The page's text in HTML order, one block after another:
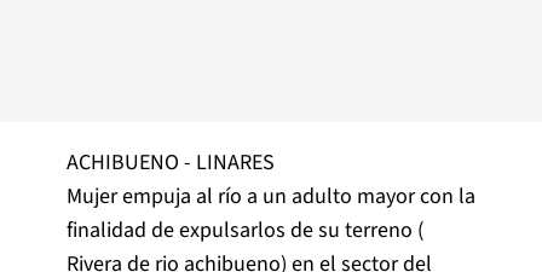
ACHIBUENO - LINARES
Mujer empuja al río a un adulto mayor con la
finalidad de expulsarlos de su terreno (
Rivera de rio achibueno) en el sector del